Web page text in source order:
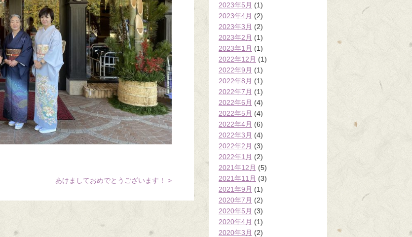
あけましておめでとうございます！ >
2023年5月 (1)
2023年4月 (2)
2023年3月 (2)
2023年2月 (1)
2023年1月 (1)
2022年12月 (1)
2022年9月 (1)
2022年8月 (1)
2022年7月 (1)
2022年6月 (4)
2022年5月 (4)
2022年4月 (6)
2022年3月 (4)
2022年2月 (3)
2022年1月 (2)
2021年12月 (5)
2021年11月 (3)
2021年9月 (1)
2020年7月 (2)
2020年5月 (3)
2020年4月 (1)
2020年3月 (2)